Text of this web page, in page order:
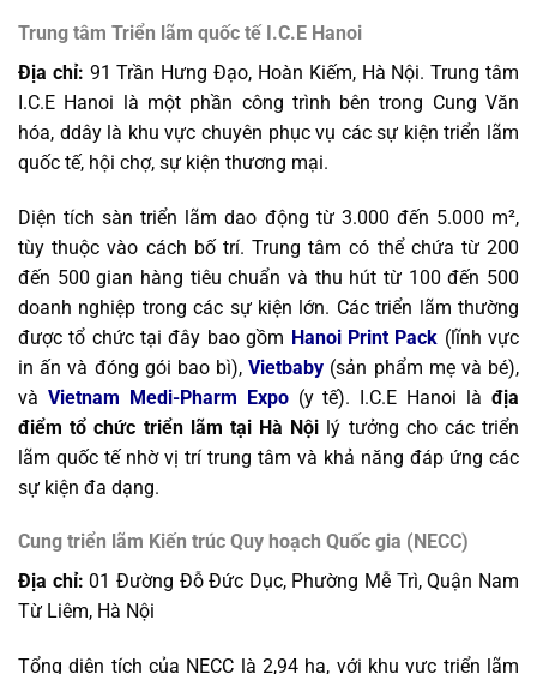
Trung tâm Triển lãm quốc tế I.C.E Hanoi
Địa chỉ: 91 Trần Hưng Đạo, Hoàn Kiếm, Hà Nội. Trung tâm
I.C.E Hanoi là một phần công trình bên trong Cung Văn
hóa, ddây là khu vực chuyên phục vụ các sự kiện triển lãm
quốc tế, hội chợ, sự kiện thương mại.
Diện tích sàn triển lãm dao động từ 3.000 đến 5.000 m²,
tùy thuộc vào cách bố trí. Trung tâm có thể chứa từ 200
đến 500 gian hàng tiêu chuẩn và thu hút từ 100 đến 500
doanh nghiệp trong các sự kiện lớn. Các triển lãm thường
được tổ chức tại đây bao gồm Hanoi Print Pack (lĩnh vực
in ấn và đóng gói bao bì),Vietbaby (sản phẩm mẹ và bé),
và Vietnam Medi-Pharm Expo(y tế). I.C.E Hanoi làđịa
điểm tổ chức triển lãm tại Hà Nội lý tưởng cho các triển
lãm quốc tế nhờ vị trí trung tâm và khả năng đáp ứng các
sự kiện đa dạng.
Cung triển lãm Kiến trúc Quy hoạch Quốc gia (NECC)
Địa chỉ: 01 Đường Đỗ Đức Dục, Phường Mễ Trì, Quận Nam
Từ Liêm, Hà Nội
Tổng diện tích của NECC là 2,94 ha, với khu vực triển lãm